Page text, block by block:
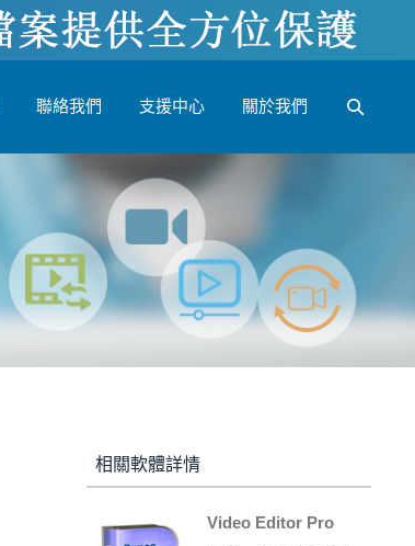
聯絡我們 支援中心 關於我們
相關軟體詳情
Video Editor Pro